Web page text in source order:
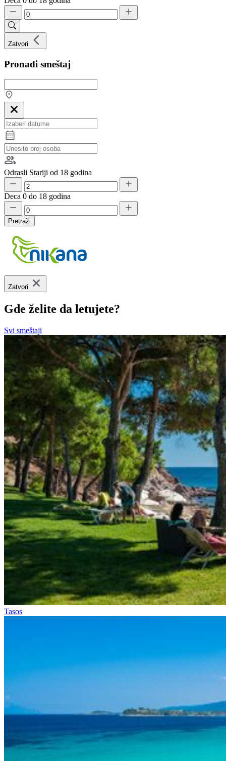
Zatvori
Pronađi smeštaj
Odrasli Stariji od 18 godina
Deca 0 do 18 godina
Pretraži
Zatvori
Gde želite da letujete?
Svi smeštaji
Tasos